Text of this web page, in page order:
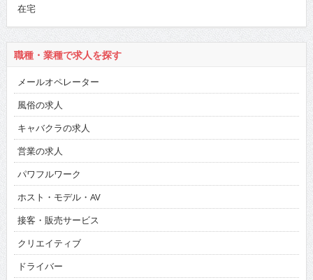
在宅
職種・業種で求人を探す
メールオペレーター
風俗の求人
キャバクラの求人
営業の求人
パワフルワーク
ホスト・モデル・AV
接客・販売サービス
クリエイティブ
ドライバー